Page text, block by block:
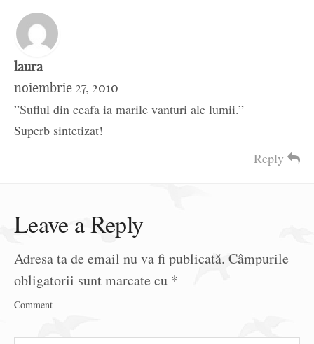
laura
noiembrie 27, 2010
”Suflul din ceafa ia marile vanturi ale lumii.”
Superb sintetizat!
Reply
Leave a Reply
Adresa ta de email nu va fi publicată. Câmpurile
obligatorii sunt marcate cu *
Comment